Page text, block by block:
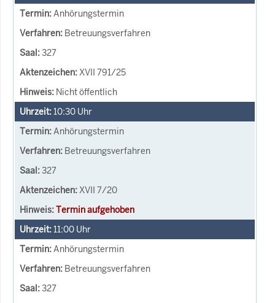
Anhörungstermin
Betreuungsverfahren
327
XVII 791/25
Nicht öffentlich
10:30 Uhr
Anhörungstermin
Betreuungsverfahren
327
XVII 7/20
Termin aufgehoben
11:00 Uhr
Anhörungstermin
Betreuungsverfahren
327